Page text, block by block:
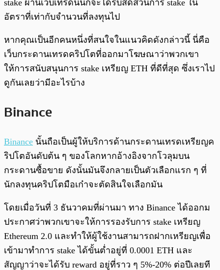
stake ผ่านเว็บเทรดนั้นก็จะได้รับสัดส่วนการ stake ใน
อัตราที่เท่ากับจำนวนที่ลงทุนไป
หากคุณเป็นอีกคนหนึ่งที่สนใจในแนวคิดดังกล่าวนี้ นี่คือ
เว็บกระดานเทรดคริปโตที่ออกมาโฆษณาว่าพวกเขา
ให้การสนับสนุนการ stake เหรียญ ETH ที่ดีที่สุด ซึ่งเราไป
ดูกันเลยว่ามีอะไรบ้าง
Binance
Binance นั้นถือเป็นผู้ให้บริการด้านกระดานเทรดเหรียญค
ริปโตอันดับต้น ๆ ของโลกหากอ้างอิงจากโวลุมบน
กระดานซื้อขาย ดังนั้นมันจึงกลายเป็นตัวเลือกแรก ๆ ที่
นักลงทุนคริปโตมือเก๋าจะตัดสินใจเลือกมัน
โดยเมื่อวันที่ 3 ธันวาคมที่ผ่านมา ทาง Binance ได้ออกม
ประกาศว่าพวกเขาจะให้การรองรับการ stake เหรียญ
Ethereum 2.0 และทำให้ผู้ใช้งานสามารถฝากเหรียญเพื่อ
เข้ามาทำการ stake ได้ขั้นต่ำอยู่ที่ 0.0001 ETH และ
สัญญาว่าจะได้รับ reward อยู่ที่ราว ๆ 5%-20% ต่อปีเลยที